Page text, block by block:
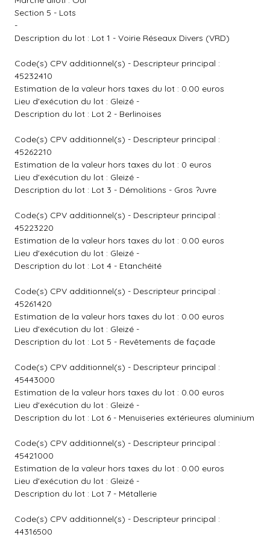
Section 5 - Lots
-
Description du lot : Lot 1 - Voirie Réseaux Divers (VRD)
Code(s) CPV additionnel(s) - Descripteur principal :
45232410
Estimation de la valeur hors taxes du lot : 0.00 euros
Lieu d'exécution du lot : Gleizé -
Description du lot : Lot 2 - Berlinoises
Code(s) CPV additionnel(s) - Descripteur principal :
45262210
Estimation de la valeur hors taxes du lot : 0 euros
Lieu d'exécution du lot : Gleizé -
Description du lot : Lot 3 - Démolitions - Gros ?uvre
Code(s) CPV additionnel(s) - Descripteur principal :
45223220
Estimation de la valeur hors taxes du lot : 0.00 euros
Lieu d'exécution du lot : Gleizé -
Description du lot : Lot 4 - Etanchéité
Code(s) CPV additionnel(s) - Descripteur principal :
45261420
Estimation de la valeur hors taxes du lot : 0.00 euros
Lieu d'exécution du lot : Gleizé -
Description du lot : Lot 5 - Revêtements de façade
Code(s) CPV additionnel(s) - Descripteur principal :
45443000
Estimation de la valeur hors taxes du lot : 0.00 euros
Lieu d'exécution du lot : Gleizé -
Description du lot : Lot 6 - Menuiseries extérieures aluminium
Code(s) CPV additionnel(s) - Descripteur principal :
45421000
Estimation de la valeur hors taxes du lot : 0.00 euros
Lieu d'exécution du lot : Gleizé -
Description du lot : Lot 7 - Métallerie
Code(s) CPV additionnel(s) - Descripteur principal :
44316500